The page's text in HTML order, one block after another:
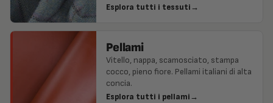
Esplora tutti i tessuti→
Pellami
Vitello, nappa, scamosciato, stampa
cocco, pieno fiore. Pellami italiani di alta
concia.
Esplora tutti i pellami→